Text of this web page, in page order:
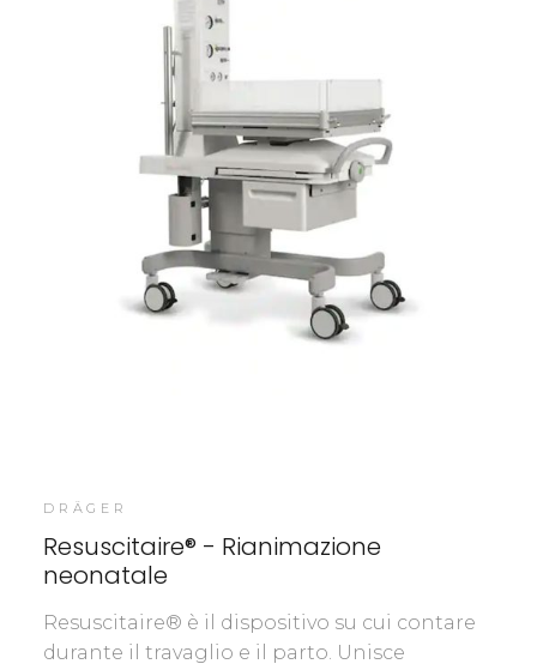
DRÄGER
Resuscitaire® - Rianimazione
neonatale
Resuscitaire® è il dispositivo su cui contare
durante il travaglio e il parto. Unisce